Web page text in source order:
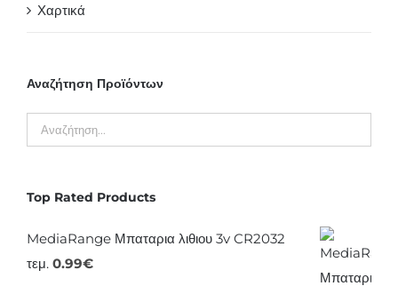
Χαρτικά
Αναζήτηση Προϊόντων
Top Rated Products
MediaRange Μπαταρια λιθιου 3v CR2032
τεμ. 0.99€